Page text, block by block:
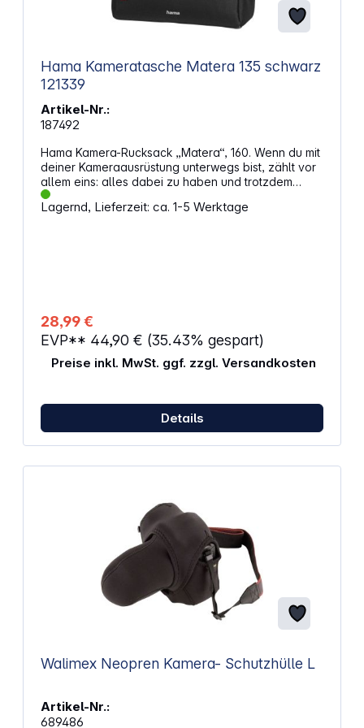
Hama Kameratasche Matera 135 schwarz
121339
Artikel-Nr.:
187492
Hama Kamera-Rucksack „Matera“, 160. Wenn du mit
deiner Kameraausrüstung unterwegs bist, zählt vor
allem eins: alles dabei zu haben und trotzdem
flexibel zu bleiben. Dieser Rucksack begleitet dich
auf langen Touren, schützt deine Technik und
persönliche Gegenstände lässt sich bequem von
oben befüllen Tablet- oder Laptopfach auf der
Rückseite innen – passend bis 15,6 Zoll Verstellbare
Schultergurte mit ergonomischer Polsterung
entlasten deinen Rücken Regenhaube schützt den
Staub Zwei Seitentaschen bieten Platz für
Trinkflaschen oder Zubehör Abmessungen (B x H x
T): 30 x 50 x 17,5 cm Gewicht: 850 g
Lagernd, Lieferzeit: ca. 1-5 Werktage
28,99 €
EVP** 44,90 € (35.43% gespart)
Preise inkl. MwSt. ggf. zzgl. Versandkosten
Details
Walimex Neopren Kamera- Schutzhülle L
Artikel-Nr.:
689486